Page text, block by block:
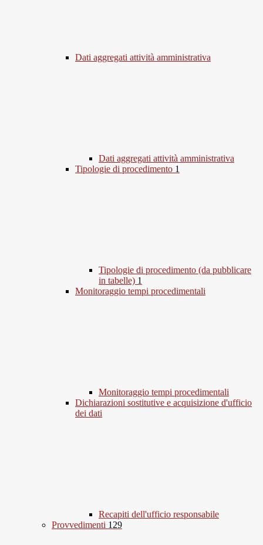
Dati aggregati attività amministrativa
Dati aggregati attività amministrativa
Tipologie di procedimento 1
Tipologie di procedimento (da pubblicare
in tabelle) 1
Monitoraggio tempi procedimentali
Monitoraggio tempi procedimentali
Dichiarazioni sostitutive e acquisizione d'ufficio
dei dati
Recapiti dell'ufficio responsabile
Provvedimenti 129